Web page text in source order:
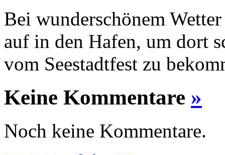
Bei wunderschönem
auf in den Hafen, um dort
vom Seestadtfest zu
Keine Kommentare »
Noch keine Kommentare.